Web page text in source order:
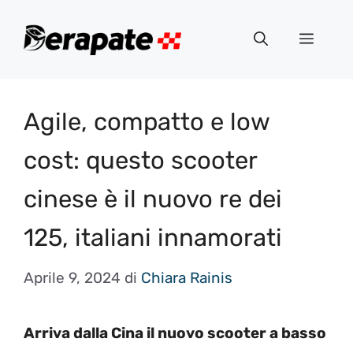
Menu
Agile, compatto e low
cost: questo scooter
cinese è il nuovo re dei
125, italiani innamorati
Aprile 9, 2024 di Chiara Rainis
Arriva dalla Cina il nuovo scooter a basso